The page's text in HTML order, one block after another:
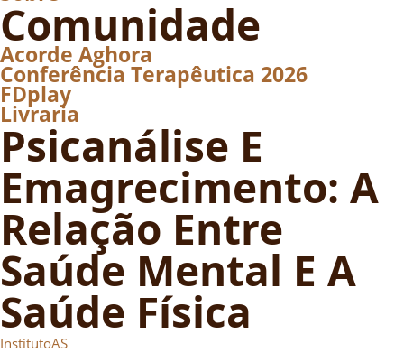
Comunidade
Acorde Aghora
Conferência Terapêutica 2026
FDplay
Livraria
Psicanálise E
Emagrecimento: A
Relação Entre
Saúde Mental E A
Saúde Física
InstitutoAS